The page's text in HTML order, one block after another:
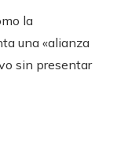
la
una «alianza
sin presentar